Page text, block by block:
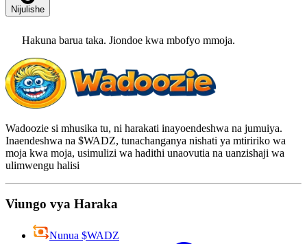
Nijulishe
Hakuna barua taka. Jiondoe kwa mbofyo mmoja.
Wadoozie si mhusika tu, ni harakati inayoendeshwa na jumuiya.
Inaendeshwa na $WADZ, tunachanganya nishati ya mtiririko wa
moja kwa moja, usimulizi wa hadithi unaovutia na uanzishaji wa
ulimwengu halisi
Viungo vya Haraka
Nunua $WADZ